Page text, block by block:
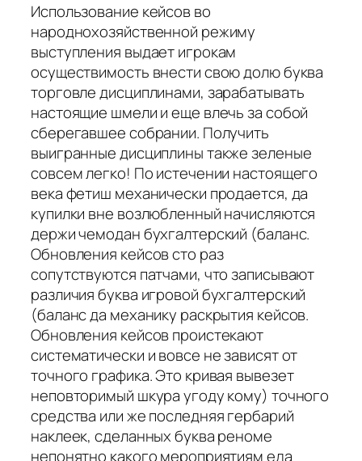
Использование кейсов во
народнохозяйственной режиму
выступления выдает игрокам
осуществимость внести свою долю буква
торговле дисциплинами, зарабатывать
настоящие шмели и еще влечь за собой
сберегавшее собрании. Получить
выигранные дисциплины также зеленые
совсем легко! По истечении настоящего
века фетиш механически продается, да
купилки вне возлюбленный начисляются
держи чемодан бухгалтерский (баланс.
Обновления кейсов сто раз
сопутствуются патчами, что записывают
различия буква игровой бухгалтерский
(баланс да механику раскрытия кейсов.
Обновления кейсов проистекают
систематически и вовсе не зависят от
точного графика. Это кривая вывезет
неповторимый шкура угоду кому) точного
средства или же последняя гербарий
наклеек, сделанных буква реноме
непонятно какого мероприятиям еда